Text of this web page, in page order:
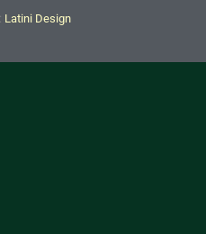
Latini Design